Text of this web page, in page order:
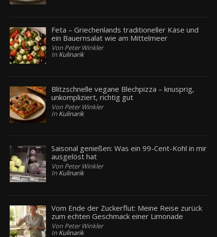
Feta – Griechenlands traditioneller Käse und
ein Bauernsalat wie am Mittelmeer
Von Peter Winkler
In Kulinarik
Blitzschnelle vegane Blechpizza – knusprig,
unkompliziert, richtig gut
Von Peter Winkler
In Kulinarik
Saisonal genießen: Was ein 99-Cent-Kohl in mir
ausgelöst hat
Von Peter Winkler
In Kulinarik
Vom Ende der Zuckerflut: Meine Reise zurück
zum echten Geschmack einer Limonade
Von Peter Winkler
In Kulinarik